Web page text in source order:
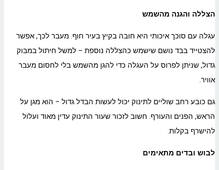
הצללה והגנה מהשמש
עגלה עם סוכך איכותי היא חובה בקיץ בעיר חוף. מעבר לכך, אפשר
להצטייד בבד נושם שישמש כהצללה נוספת – למשל חיתול במבוק
גדול, שניתן לפרוס על העגלה כדי להגן מהשמש בלי לחסום מעבר
אוויר.
גם כובע רחב שוליים לתינוק יכול לעשות הבדל גדול – הוא מגן על
הראש, הפנים והעורף. חשוב לזכור שעור התינוק עדין מאוד ועלול
להישרף בקלות.
לבוש ובדים מתאימים